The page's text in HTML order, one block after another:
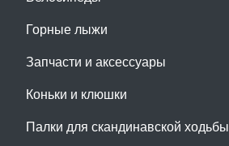
Горные лыжи
Запчасти и аксессуары
Коньки и клюшки
Палки для скандинавской ходьбы